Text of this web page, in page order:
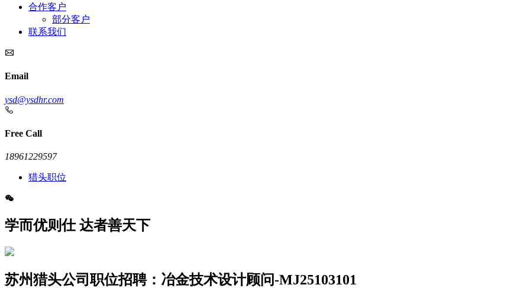
合作客户
部分客户
联系我们
Email
ysd@ysdhr.com
Free Call
18961229597
猎头职位
学而优则仕 达者善天下
苏州猎头公司职位招聘：冶金技术设计顾问-MJ25103101